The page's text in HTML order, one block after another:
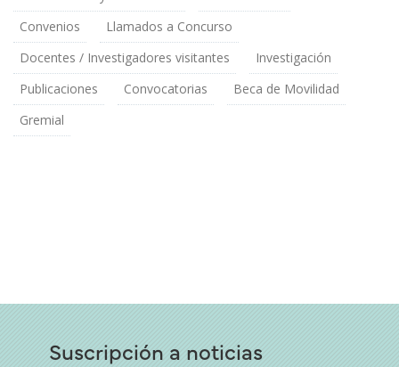
Convenios
Llamados a Concurso
Docentes / Investigadores visitantes
Investigación
Publicaciones
Convocatorias
Beca de Movilidad
Gremial
Suscripción a noticias